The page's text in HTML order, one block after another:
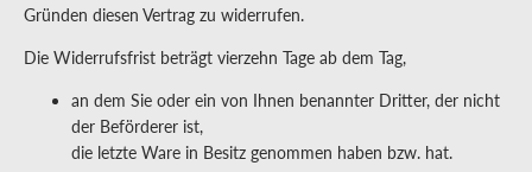
Gründen diesen Vertrag zu widerrufen.
Die Widerrufsfrist beträgt vierzehn Tage ab dem Tag,
an dem Sie oder ein von Ihnen benannter Dritter, der nicht
der Beförderer ist,
die letzte Ware in Besitz genommen haben bzw. hat.